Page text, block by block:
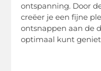
ontspanning. Door
creëer je een fijne
ontsnappen aan de
optimaal kunt